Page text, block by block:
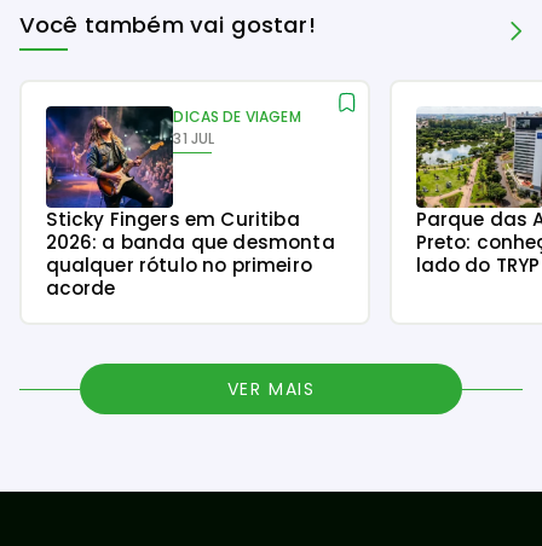
Você também vai gostar!
DICAS DE VIAGEM
31 JUL
Sticky Fingers em Curitiba
2026: a banda que desmonta
qualquer rótulo no primeiro
acorde
Parque das
Preto:
lado do
VER MAIS